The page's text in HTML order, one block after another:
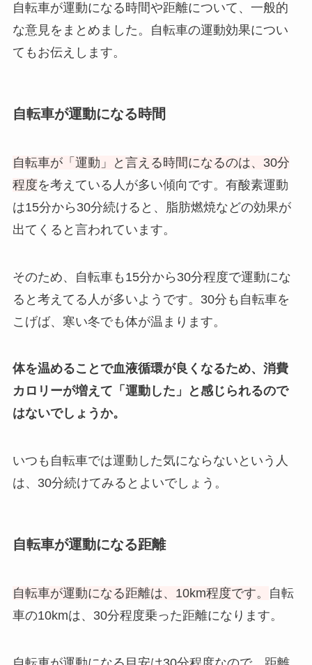
自転車が運動になる時間や距離について、一般的
な意見をまとめました。自転車の運動効果につい
てもお伝えします。
自転車が運動になる時間
自転車が「運動」と言える時間になるのは、30分
程度を考えている人が多い傾向です。有酸素運動
は15分から30分続けると、脂肪燃焼などの効果が
出てくると言われています。
そのため、自転車も15分から30分程度で運動にな
ると考えてる人が多いようです。30分も自転車を
こげば、寒い冬でも体が温まります。
体を温めることで血液循環が良くなるため、消費
カロリーが増えて「運動した」と感じられるので
はないでしょうか。
いつも自転車では運動した気にならないという人
は、30分続けてみるとよいでしょう。
自転車が運動になる距離
自転車が運動になる距離は、10km程度です。
自転
車の10kmは、30分程度乗った距離になります。